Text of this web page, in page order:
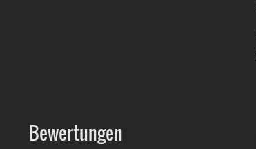
Bewertungen